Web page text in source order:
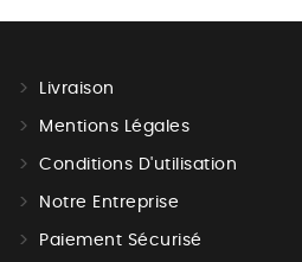
Livraison
Mentions Légales
Conditions D'utilisation
Notre Entreprise
Paiement Sécurisé